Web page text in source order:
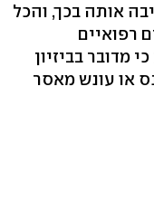
אותה בכך, והכל
רפואיים
מדובר בביזיון
או עונש מאסר